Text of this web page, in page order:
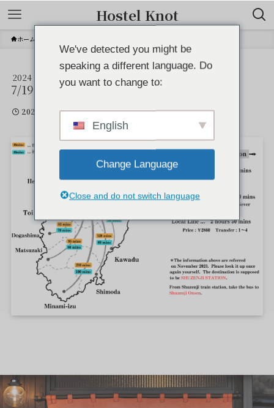
Hostel Knot
ホーム
✅
2024
7/19
2024年7月19日
We've detected you might be
speaking a different language. Do
you want to change to:
English
Change Language
Close and do not switch language